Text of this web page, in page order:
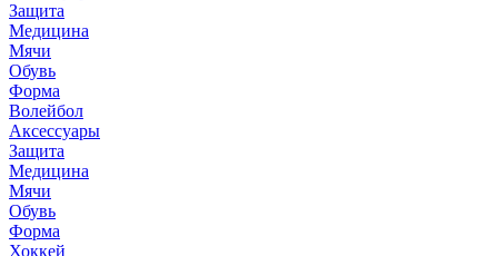
Защита
Медицина
Мячи
Обувь
Форма
Волейбол
Аксессуары
Защита
Медицина
Мячи
Обувь
Форма
Хоккей